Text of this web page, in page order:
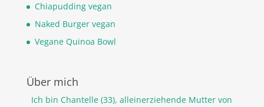
Chiapudding vegan
Naked Burger vegan
Vegane Quinoa Bowl
Über mich
Ich bin Chantelle (33), alleinerziehende Mutter von